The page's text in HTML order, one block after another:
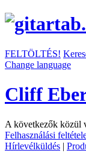
FELTÖLTÉS!
Change language
Cliff
A következők közül
Felhasználási
Hírlevélküldés |